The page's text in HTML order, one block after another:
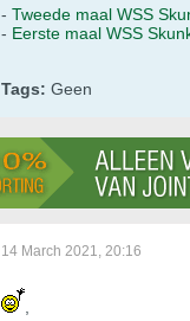
- Tweede maal WSS
- Eerste maal WSS
Tags: Geen
14 March 2021, 20:16